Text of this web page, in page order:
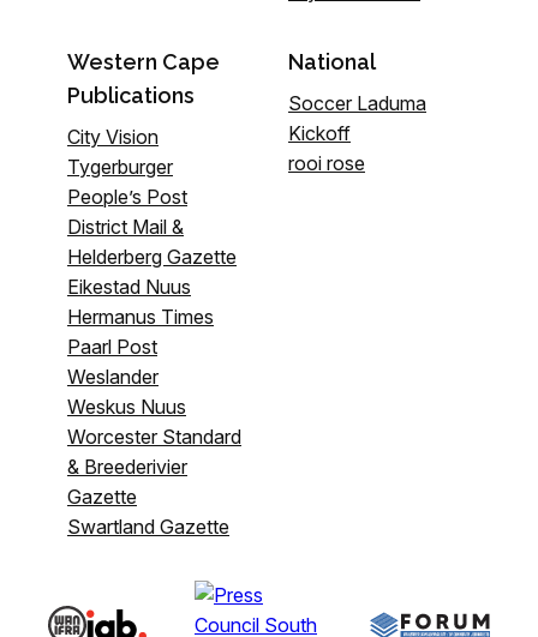
Western Cape
Publications
City Vision
Tygerburger
People’s Post
District Mail &
Helderberg Gazette
Eikestad Nuus
Hermanus Times
Paarl Post
Weslander
Weskus Nuus
Worcester Standard
& Breederivier
Gazette
Swartland Gazette
National
Soccer Laduma
Kickoff
rooi rose